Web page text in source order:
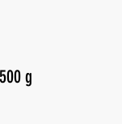
Sohan (سوهان) 500 g